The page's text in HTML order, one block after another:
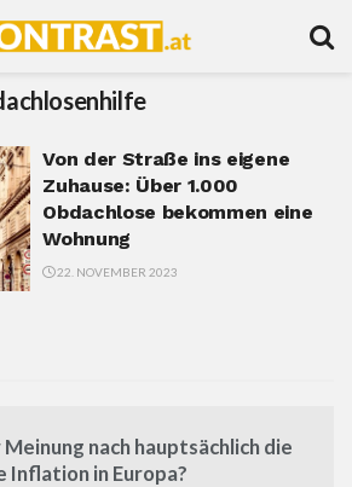
Von der Straße ins eigene
Zuhause: Über 1.000
Obdachlose bekommen eine
Wohnung
22. NOVEMBER 2023
nach hauptsächlich die
Inflation in Europa?